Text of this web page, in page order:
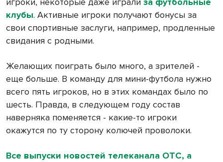
клубы. Активные игроки получают бонусы за
свои спортивные заслуги, например, продленные
свидания с родными.
Желающих поиграть было много, а зрителей -
еще больше. В команду для мини-футбола нужно
всего пять игроков, но в этих командах было по
шесть. Правда, в следующем году состав
наверняка поменяется - какие-то игроки
окажутся по ту сторону колючей проволоки.
Все выпуски новостей телеканала ОТС, а